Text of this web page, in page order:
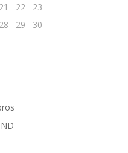
21 22
23
28 29
30